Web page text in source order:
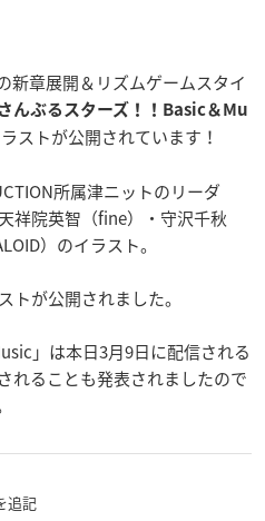
新章展開＆リズムゲームスタイ
さんぶるスターズ！！Basic＆Mu
ストが公開されています！
所属津ニットのリーダ
祥院英智（fine）・守沢千秋
）のイラスト。
トが公開されました。
」は本日3月9日に配信される
れることも発表されましたので
追記